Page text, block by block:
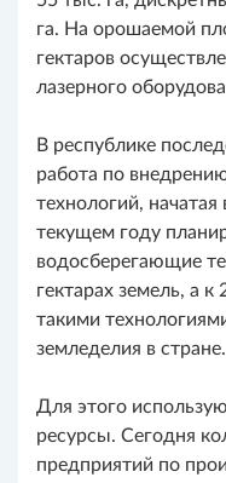
га. На орошаемой
гектаров
лазерного
В республике
работа по
технологий,
текущем году
водосберегающие
гектарах земель, а
такими
земледелия в стране.
Для этого
ресурсы. Сегодня
предприятий по